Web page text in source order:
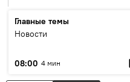
Главные темы
Новости
08:00 4 мин